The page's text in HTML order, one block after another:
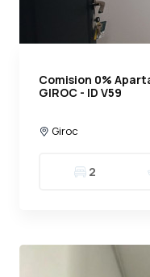
Comision 0%
GIROC - ID V59
Giroc
2